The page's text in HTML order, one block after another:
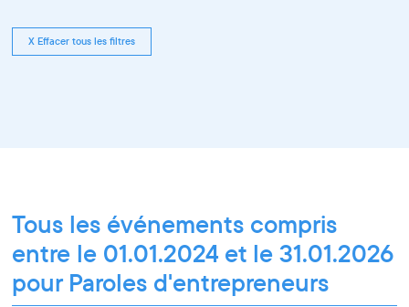
X Effacer tous les filtres
Tous les événements compris
entre le 01.01.2024 et le 31.01.2026
pour Paroles d'entrepreneurs